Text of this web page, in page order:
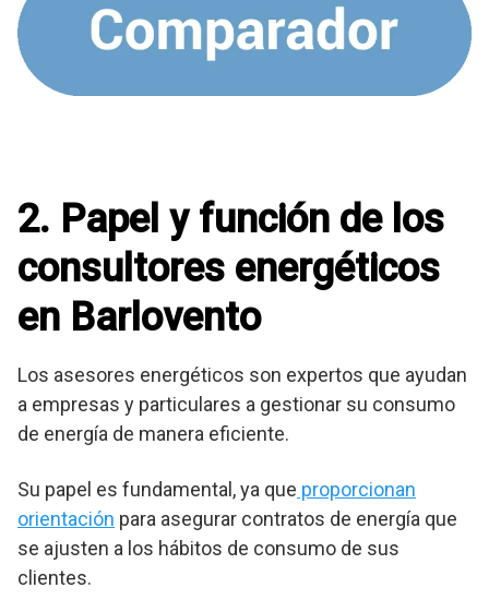
2. Papel y función de los
consultores energéticos
en Barlovento
Los asesores energéticos son expertos que ayudan
a empresas y particulares a gestionar su consumo
de energía de manera eficiente.
Su papel es fundamental, ya que proporcionan
orientación para asegurar contratos de energía que
se ajusten a los hábitos de consumo de sus
clientes.